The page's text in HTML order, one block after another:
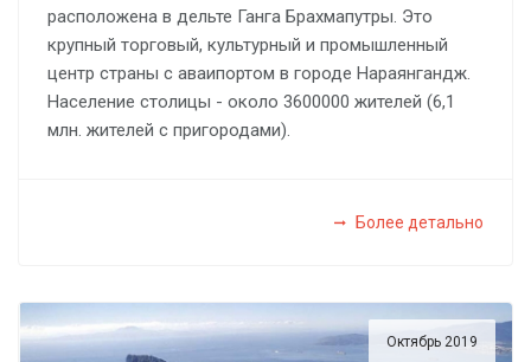
расположена в дельте Ганга Брахмапутры. Это
крупный торговый, культурный и промышленный
центр страны с аваипортом в городе Нараянгандж.
Население столицы - около 3600000 жителей (6,1
млн. жителей с пригородами).
Более детально
Октябрь 2019